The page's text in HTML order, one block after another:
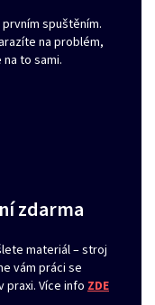
spuštěním.
na problém,
to sami.
zdarma
materiál – stroj
vám práci se
Více info ZDE